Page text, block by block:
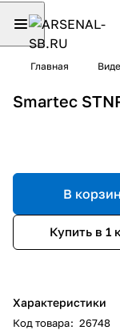
Главная
Smartec
В
Купить в 1
Характеристики
Код товара: 26748